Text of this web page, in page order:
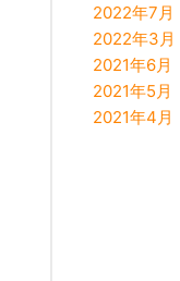
2022年7月
2022年3月
2021年6月
2021年5月
2021年4月